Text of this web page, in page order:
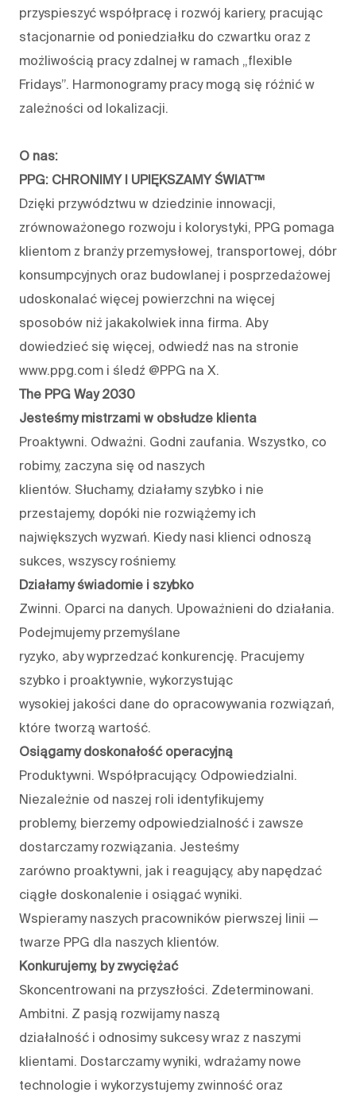
przyspieszyć współpracę i rozwój kariery, pracując
stacjonarnie od poniedziałku do czwartku oraz z
możliwością pracy zdalnej w ramach „flexible
Fridays”. Harmonogramy pracy mogą się różnić w
zależności od lokalizacji.
O nas:
PPG: CHRONIMY I UPIĘKSZAMY ŚWIAT™
Dzięki przywództwu w dziedzinie innowacji,
zrównoważonego rozwoju i kolorystyki, PPG pomaga
klientom z branży przemysłowej, transportowej, dóbr
konsumpcyjnych oraz budowlanej i posprzedażowej
udoskonalać więcej powierzchni na więcej
sposobów niż jakakolwiek inna firma. Aby
dowiedzieć się więcej, odwiedź nas na stronie
www.ppg.com i śledź @PPG na X.
The PPG Way 2030
Jesteśmy mistrzami w obsłudze klienta
Proaktywni. Odważni. Godni zaufania. Wszystko, co
robimy, zaczyna się od naszych
klientów. Słuchamy, działamy szybko i nie
przestajemy, dopóki nie rozwiążemy ich
największych wyzwań. Kiedy nasi klienci odnoszą
sukces, wszyscy rośniemy.
Działamy świadomie i szybko
Zwinni. Oparci na danych. Upoważnieni do działania.
Podejmujemy przemyślane
ryzyko, aby wyprzedzać konkurencję. Pracujemy
szybko i proaktywnie, wykorzystując
wysokiej jakości dane do opracowywania rozwiązań,
które tworzą wartość.
Osiągamy doskonałość operacyjną
Produktywni. Współpracujący. Odpowiedzialni.
Niezależnie od naszej roli identyfikujemy
problemy, bierzemy odpowiedzialność i zawsze
dostarczamy rozwiązania. Jesteśmy
zarówno proaktywni, jak i reagujący, aby napędzać
ciągłe doskonalenie i osiągać wyniki.
Wspieramy naszych pracowników pierwszej linii —
twarze PPG dla naszych klientów.
Konkurujemy, by zwyciężać
Skoncentrowani na przyszłości. Zdeterminowani.
Ambitni. Z pasją rozwijamy naszą
działalność i odnosimy sukcesy wraz z naszymi
klientami. Dostarczamy wyniki, wdrażamy nowe
technologie i wykorzystujemy zwinność oraz